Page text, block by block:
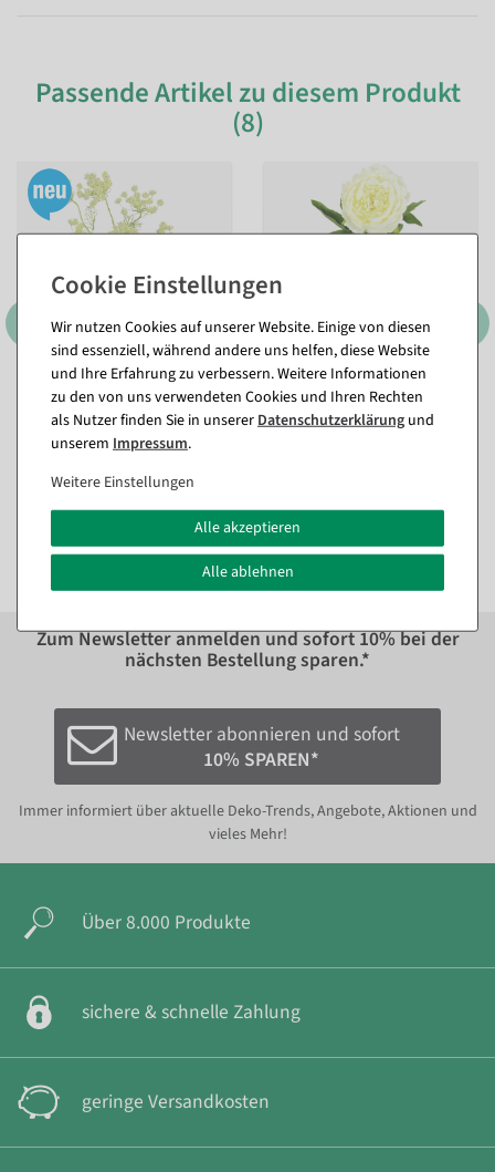
Passende Artikel zu diesem Produkt
(8)
Künstlicher Blumenzweig
mit gelben Blüten 107 cm
aus Kunststoff
Sofort versandfähig.
27,31 €
22,95 EUR zzgl. ges. MwSt.
Künstliche Pfingstrose 60
cm, Farbe: weiß
3,95 EUR zzgl. ges. MwSt.
Zum Newsletter anmelden und sofort10%bei der
nächsten Bestellung sparen.*
Newsletter abonnieren und sofort
10% SPAREN*
Immer informiert über aktuelle Deko-Trends, Angebote, Aktionen und
vieles Mehr!
Über 8.000 Produkte
sichere & schnelle Zahlung
geringe Versandkosten
Wir nutzen Cookies auf unserer Website. Einige von diesen
sind essenziell, während andere uns helfen, diese Website
und Ihre Erfahrung zu verbessern. Weitere Informationen
zu den von uns verwendeten Cookies und Ihren Rechten
als Nutzer finden Sie in unsererDaten­schutz­erklärung und
unserem Impressum.
Weitere Einstellungen
Alle akzeptieren
Alle ablehnen